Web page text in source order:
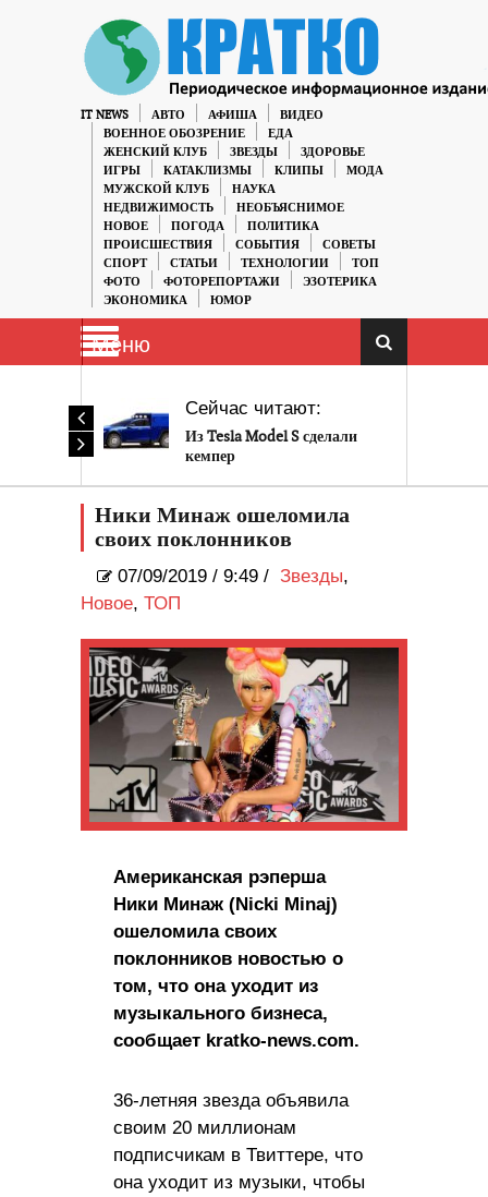
IT NEWS АВТО АФИША
ВИДЕО
ВОЕННОЕ ОБОЗРЕНИЕ
ЕДА
ЖЕНСКИЙ КЛУБ
ЗВЕЗДЫ
ЗДОРОВЬЕ
ИГРЫ
КАТАКЛИЗМЫ КЛИПЫ
МОДА
МУЖСКОЙ КЛУБ
НАУКА
НЕДВИЖИМОСТЬ
НЕОБЪЯСНИМОЕ
НОВОЕ
ПОГОДА
ПОЛИТИКА
ПРОИСШЕСТВИЯ
СОБЫТИЯ
СОВЕТЫ
СПОРТ
СТАТЬИ ТЕХНОЛОГИИ
ТОП
ФОТО
ФОТОРЕПОРТАЖИ
ЭЗОТЕРИКА
ЭКОНОМИКА
ЮМОР
Меню
Сейчас читают:
Из Tesla Model S сделали
кемпер
Ники Минаж ошеломила
своих поклонников
07/09/2019 / 9:49 / Звезды,
Новое, ТОП
Американская рэперша
Ники Минаж (Nicki Minaj)
ошеломила своих
поклонников новостью о
том, что она уходит из
музыкального бизнеса,
сообщает kratko-news.com.
36-летняя звезда объявила
своим 20 миллионам
подписчикам в Твиттере, что
она уходит из музыки, чтобы